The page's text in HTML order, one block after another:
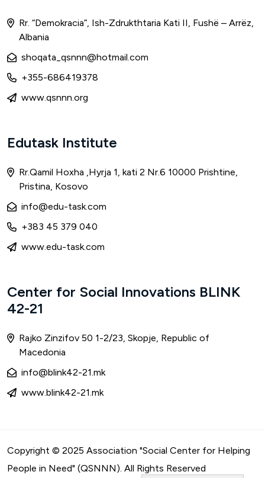
Rr. “Demokracia”, Ish-Zdrukthtaria Kati II, Fushë – Arrëz,
Albania
shoqata_qsnnn@hotmail.com
+355-686419378
www.qsnnn.org
Edutask Institute
Rr.Qamil Hoxha ,Hyrja 1, kati 2 Nr.6 10000 Prishtine,
Pristina, Kosovo
info@edu-task.com
+383 45 379 040
www.edu-task.com
Center for Social Innovations BLINK
42-21
Rajko Zinzifov 50 1-2/23, Skopje, Republic of
Macedonia
info@blink42-21.mk
www.blink42-21.mk
Copyright © 2025 Association "Social Center for Helping
People in Need" (QSNNN). All Rights Reserved